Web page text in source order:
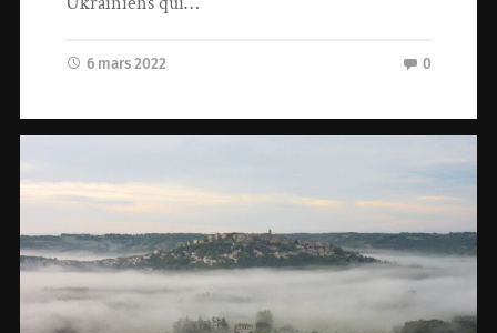
6 mars 2022 0